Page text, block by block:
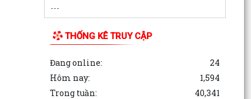
THỐNG KÊ TRUY CẬP
Đang online:
24
Hôm nay:
1,594
Trong tuần:
40,341